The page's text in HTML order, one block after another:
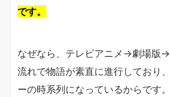
です。
なぜなら、テレビアニメ→劇場版→
流れで物語が素直に進行しており
ーの時系列になっているからです。